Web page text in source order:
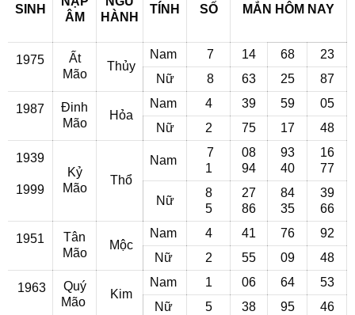
SINH
ÂM
HÀNH
TÍNH
SỐ
MẮN HÔM NAY
1975
Ất
Mão
Thủy
Nam 7 14 68
23
Nữ
8 63 25 87
1987
Đinh
Mão
Hỏa
Nam 4 39 59
05
Nữ
2 75 17 48
1939
1999
Kỷ
Mão
Thổ
Nam
7
1
08
94
93
40
16
77
Nữ
8
5
27
86
84
35
39
66
1951
Tân
Mão
Mộc
Nam 4 41 76
92
Nữ
2 55 09 48
1963
Quý
Mão
Kim
Nam 1 06 64
53
Nữ
5 38 95
46